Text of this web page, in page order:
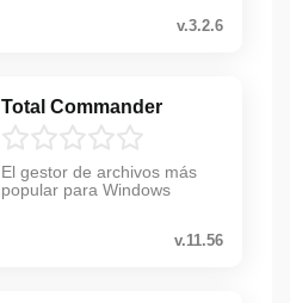
v.3.2.6
Total Commander
El gestor de archivos más
popular para Windows
v.11.56